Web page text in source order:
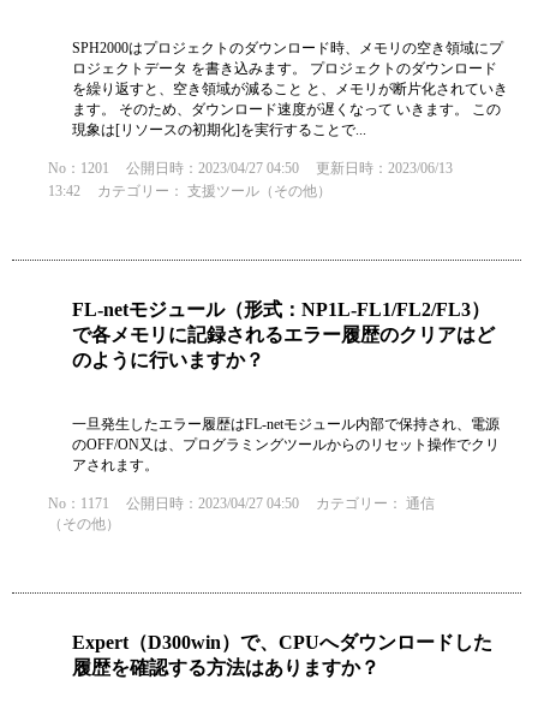
SPH2000はプロジェクトのダウンロード時、メモリの空き領域にプ
ロジェクトデータ を書き込みます。 プロジェクトのダウンロード
を繰り返すと、空き領域が減ること と、メモリが断片化されていき
ます。 そのため、ダウンロード速度が遅くなって いきます。 この
現象は[リソースの初期化]を実行することで...
No：1201 公開日時：2023/04/27 04:50
更新日時：2023/06/13
13:42
カテゴリー： 支援ツール（その他）
FL-netモジュール（形式：NP1L-FL1/FL2/FL3）
で各メモリに記録されるエラー履歴のクリアはど
のように行いますか？
一旦発生したエラー履歴はFL-netモジュール内部で保持され、電源
のOFF/ON又は、プログラミングツールからのリセット操作でクリ
アされます。
No：1171 公開日時：2023/04/27 04:50 カテゴリー： 通信
（その他）
Expert（D300win）で、CPUへダウンロードした
履歴を確認する方法はありますか？